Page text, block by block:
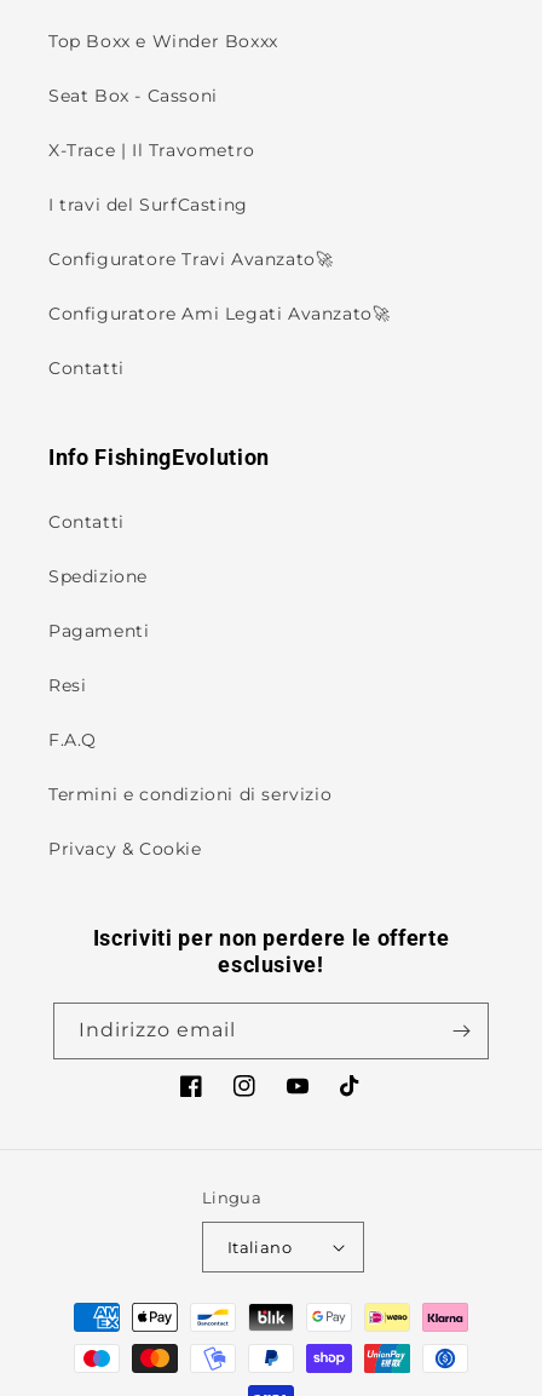
Top Boxx e Winder Boxxx
Seat Box - Cassoni
X-Trace | Il Travometro
I travi del SurfCasting
Configuratore Travi Avanzato🚀
Configuratore Ami Legati Avanzato🚀
Contatti
Info FishingEvolution
Contatti
Spedizione
Pagamenti
Resi
F.A.Q
Termini e condizioni di servizio
Privacy & Cookie
Iscriviti per non perdere le offerte
esclusive!
Indirizzo email
FacebookInstagramYouTubeTikTok
Lingua
Italiano
Metodi
pagamento